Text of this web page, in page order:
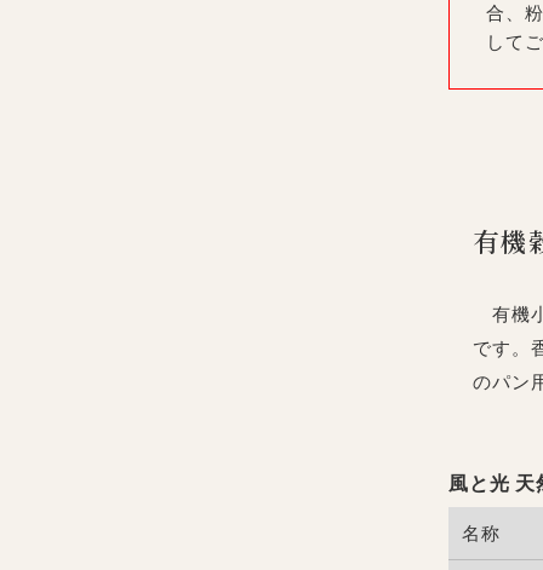
合、
して
有機
有機
です。
のパン
風と光
名称